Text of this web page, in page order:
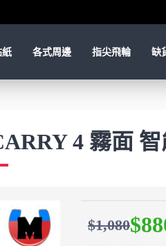
紙 各式周邊 指尖飛輪 缺
4 霧面
$1,080